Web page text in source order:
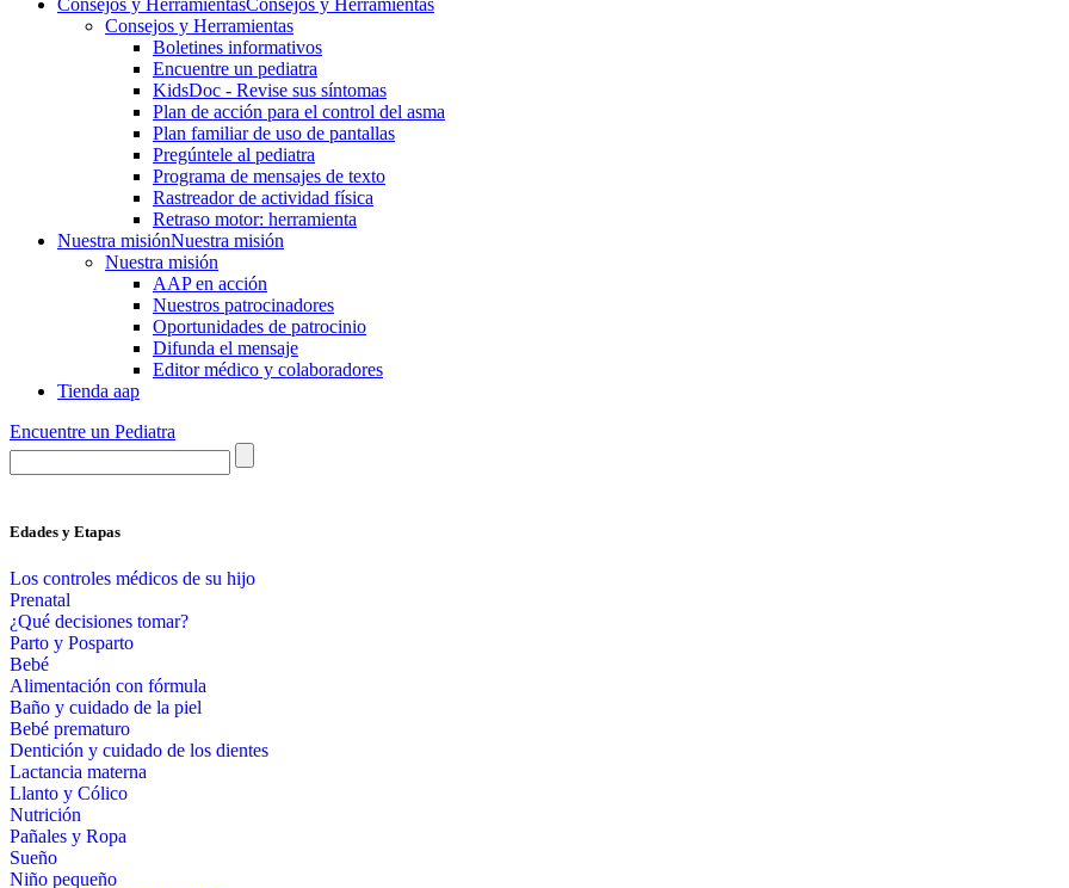
Consejos y HerramientasConsejos y Herramientas
Consejos y Herramientas
Boletines informativos
Encuentre un pediatra
KidsDoc - Revise sus síntomas
Plan de acción para el control del asma
Plan familiar de uso de pantallas
Pregúntele al pediatra
Programa de mensajes de texto
Rastre​​ador de activida​d física
Retraso motor: herramienta
Nuestra misiónNuestra misión
Nuestra misión
AAP en acción
Nuestros patrocinadores
Oportunidades de patrocinio
Difunda el mensaje
Editor médico y colaboradores
Tienda aap
Encuentre un Pediatra
Edades y Etapas
Los controles médicos de su hijo
Prenatal
¿Qué decisiones tomar?
Parto y Posparto
Bebé
Alimentación con fórmula
Baño y cuidado de la piel
Bebé prematuro
Dentición y cuidado de los dientes
Lactancia materna
Llanto y Cólico
Nutrición
Pañales y Ropa
Sueño
Niño pequeño